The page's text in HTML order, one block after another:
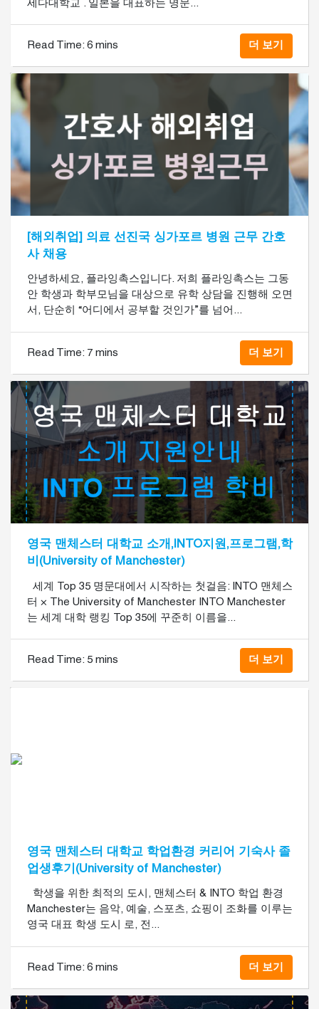
세다대학교 . 일본을 대표하는 명문...
Read Time: 6 mins 더 보기
[해외취업] 의료 선진국 싱가포르 병원 근무 간호
사 채용
안녕하세요, 플라잉촉스입니다. 저희 플라잉촉스는 그동
안 학생과 학부모님을 대상으로 유학 상담을 진행해 오면
서, 단순히 “어디에서 공부할 것인가”를 넘어...
Read Time: 7 mins 더 보기
영국 맨체스터 대학교 소개,INTO지원,프로그램,학
비(University of Manchester)
세계 Top 35 명문대에서 시작하는 첫걸음: INTO 맨체스
터 × The University of Manchester INTO Manchester
는 세계 대학 랭킹 Top 35에 꾸준히 이름을...
Read Time: 5 mins 더 보기
영국 맨체스터 대학교 학업환경 커리어 기숙사 졸
업생후기(University of Manchester)
학생을 위한 최적의 도시, 맨체스터 & INTO 학업 환경
Manchester는 음악, 예술, 스포츠, 쇼핑이 조화를 이루는
영국 대표 학생 도시 로, 전...
Read Time: 6 mins 더 보기